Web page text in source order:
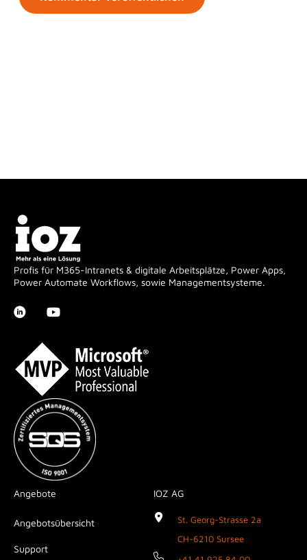
Profis für M365-Intranets & digitale Arbeitsplätze, Power Apps,
Power Automate Workflows, sowie Managementsysteme.
Angebote
Angebotsübersicht
Support
IOZ AG
St. Georg-Strasse 2a
CH-6210 Sursee